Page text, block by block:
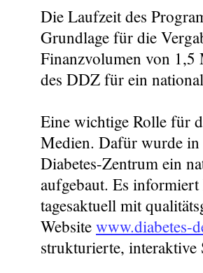
Die Laufzeit des
Grundlage für die
Finanzvolumen von
des DDZ für ein
Eine wichtige Rolle für
Medien. Dafür wurde in
Diabetes-Zentrum ein
aufgebaut. Es
tagesaktuell mit
Website www.diabetes-
strukturierte, interaktive